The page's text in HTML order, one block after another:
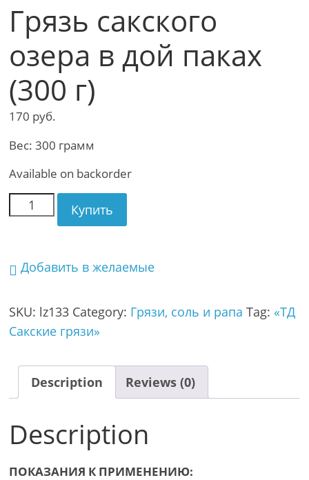
Грязь сакского
озера в дой паках
(300 г)
170 руб.
Вес: 300 грамм
Available on backorder
Купить
Добавить в желаемые
SKU: lz133 Category: Грязи, соль и рапа Tag:«ТД
Сакские грязи»
Description Reviews (0)
Description
ПОКАЗАНИЯ К ПРИМЕНЕНИЮ: